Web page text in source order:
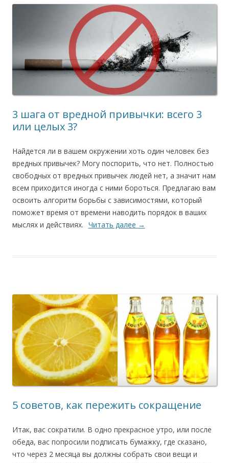
3 шага от вредной привычки: всего 3
или целых 3?
Найдется ли в вашем окружении хоть один человек без
вредных привычек? Могу поспорить, что нет. Полностью
свободных от вредных привычек людей нет, а значит нам
всем приходится иногда с ними бороться. Предлагаю вам
освоить алгоритм борьбы с зависимостями, который
поможет время от времени наводить порядок в ваших
мыслях и действиях. Читать далее →
5 советов, как пережить сокращение
Итак, вас сократили. В одно прекрасное утро, или после
обеда, вас попросили подписать бумажку, где сказано,
что через 2 месяца вы должны собрать свои вещи и